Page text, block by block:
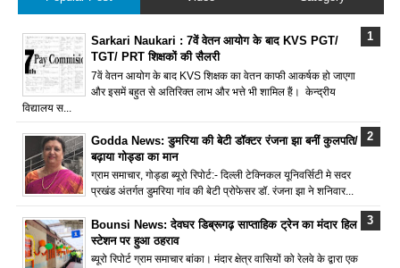
Sarkari Naukari : 7वें वेतन आयोग के बाद KVS PGT/
TGT/ PRT शिक्षकों की सैलरी
7वें वेतन आयोग के बाद KVS शिक्षक का वेतन काफी आकर्षक हो जाएगा
और इसमें बहुत से अतिरिक्त लाभ और भत्ते भी शामिल हैं। केन्द्रीय
विद्यालय स...
Godda News: डुमरिया की बेटी डॉक्टर रंजना झा बनीं कुलपति/
बढ़ाया गोड्डा का मान
ग्राम समाचार, गोड्डा ब्यूरो रिपोर्ट:- दिल्ली टेक्निकल यूनिवर्सिटी मे सदर
प्रखंड अंतर्गत डुमरिया गांव की बेटी प्रोफेसर डॉ. रंजना झा ने शनिवार...
Bounsi News: देवघर डिब्रूगढ़ साप्ताहिक ट्रेन का मंदार हिल
स्टेशन पर हुआ ठहराव
ब्यूरो रिपोर्ट ग्राम समाचार बांका। मंदार क्षेत्र वासियों को रेलवे के द्वारा एक